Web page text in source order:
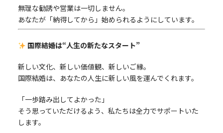
無理な勧誘や営業は一切しません。
あなたが「納得してから」始められるようにしています。
国際結婚は“人生の新たなスタート”
新しい文化、新しい価値観、新しいご縁。
国際結婚は、あなたの人生に新しい風を運んでくれます。
「一歩踏み出してよかった」
そう思っていただけるよう、私たちは全力でサポートいた
します。